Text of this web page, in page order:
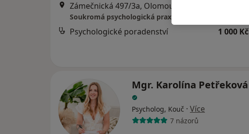
Zámečnická 497/3a, Olomouc
Soukromá psychologická praxe "Pod křídlem"
Psychologické poradenství 1 000 Kč
Mgr. Karolína Petřeková
Psycholog, Kouč · Více
7 názorů